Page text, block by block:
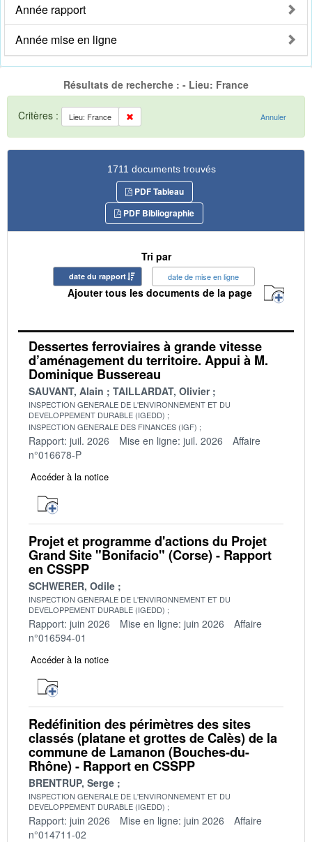
Année rapport
Année mise en ligne
Résultats de recherche : - Lieu: France
Critères : Lieu: France Annuler
1711 documents trouvés
PDF Tableau
PDF Bibliographie
Tri par
date du rapport date de mise en ligne
Ajouter tous les documents de la page
Dessertes ferroviaires à grande vitesse
d’aménagement du territoire. Appui à M.
Dominique Bussereau
SAUVANT, Alain TAILLARDAT, Olivier
INSPECTION GENERALE DE L'ENVIRONNEMENT ET DU
DEVELOPPEMENT DURABLE (IGEDD)
INSPECTION GENERALE DES FINANCES (IGF)
Rapport: juil. 2026 Mise en ligne: juil. 2026
Affaire
n°016678-P
Accéder à la notice
Projet et programme d'actions du Projet
Grand Site "Bonifacio" (Corse) - Rapport
en CSSPP
SCHWERER, Odile
INSPECTION GENERALE DE L'ENVIRONNEMENT ET DU
DEVELOPPEMENT DURABLE (IGEDD)
Rapport: juin 2026 Mise en ligne: juin 2026
Affaire
n°016594-01
Accéder à la notice
Redéfinition des périmètres des sites
classés (platane et grottes de Calès) de la
commune de Lamanon (Bouches-du-
Rhône) - Rapport en CSSPP
BRENTRUP, Serge
INSPECTION GENERALE DE L'ENVIRONNEMENT ET DU
DEVELOPPEMENT DURABLE (IGEDD)
Rapport: juin 2026 Mise en ligne: juin 2026
Affaire
n°014711-02